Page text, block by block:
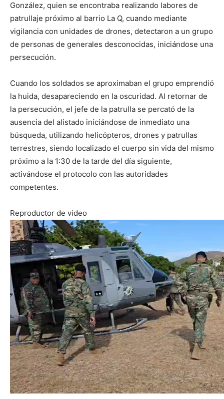
González, quien se encontraba realizando labores de
patrullaje próximo al barrio La Q, cuando mediante
vigilancia con unidades de drones, detectaron a un grupo
de personas de generales desconocidas, iniciándose una
persecución.
Cuando los soldados se aproximaban el grupo emprendió
la huida, desapareciendo en la oscuridad. Al retornar de
la persecución, el jefe de la patrulla se percató de la
ausencia del alistado iniciándose de inmediato una
búsqueda, utilizando helicópteros, drones y patrullas
terrestres, siendo localizado el cuerpo sin vida del mismo
próximo a la 1:30 de la tarde del día siguiente,
activándose el protocolo con las autoridades
competentes.
Reproductor de vídeo